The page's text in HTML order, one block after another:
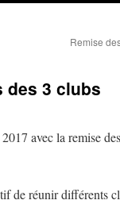
Remise
des 3 clubs
avec la remise
de réunir différents